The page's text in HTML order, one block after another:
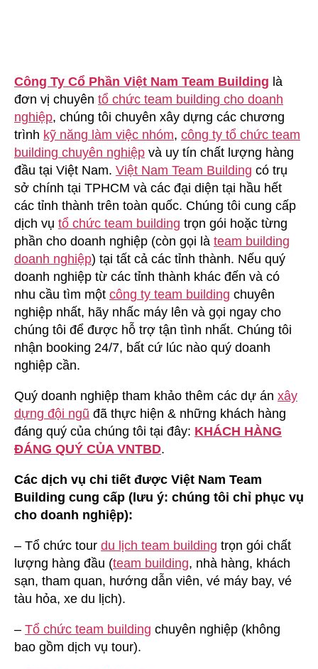
Công Ty Cổ Phần Việt Nam Team Building là
đơn vị chuyên tổ chức team building cho doanh
nghiệp, chúng tôi chuyên xây dựng các chương
trình kỹ năng làm việc nhóm, công ty tổ chức team
building chuyên nghiệp và uy tín chất lượng hàng
đầu tại Việt Nam. Việt Nam Team Building có trụ
sở chính tại TPHCM và các đại diện tại hầu hết
các tỉnh thành trên toàn quốc. Chúng tôi cung cấp
dịch vụ tổ chức team building trọn gói hoặc từng
phần cho doanh nghiệp (còn gọi là team building
doanh nghiệp) tại tất cả các tỉnh thành. Nếu quý
doanh nghiệp từ các tỉnh thành khác đến và có
nhu cầu tìm một công ty team building chuyên
nghiệp nhất, hãy nhấc máy lên và gọi ngay cho
chúng tôi để được hỗ trợ tận tình nhất. Chúng tôi
nhận booking 24/7, bất cứ lúc nào quý doanh
nghiệp cần.
Quý doanh nghiệp tham khảo thêm các dự án xây
dựng đội ngũ đã thực hiện & những khách hàng
đáng quý của chúng tôi tại đây: KHÁCH HÀNG
ĐÁNG QUÝ CỦA VNTBD.
Các dịch vụ chi tiết được Việt Nam Team
Building cung cấp (lưu ý: chúng tôi chỉ phục vụ
cho doanh nghiệp):
– Tổ chức tour du lịch team building trọn gói chất
lượng hàng đầu (team building, nhà hàng, khách
sạn, tham quan, hướng dẫn viên, vé máy bay, vé
tàu hỏa, xe du lịch).
– Tổ chức team building chuyên nghiệp (không
bao gồm dịch vụ tour).